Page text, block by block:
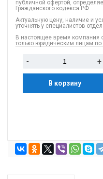
публичной офертой,
Гражданского кодекса РФ.
Актуальную цену, наличие и
уточнять у специалистов
В настоящее время компания
только юридическим лицам по
- +
В корзину